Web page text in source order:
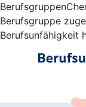
Berufsgruppe
Berufsunfähigkeit